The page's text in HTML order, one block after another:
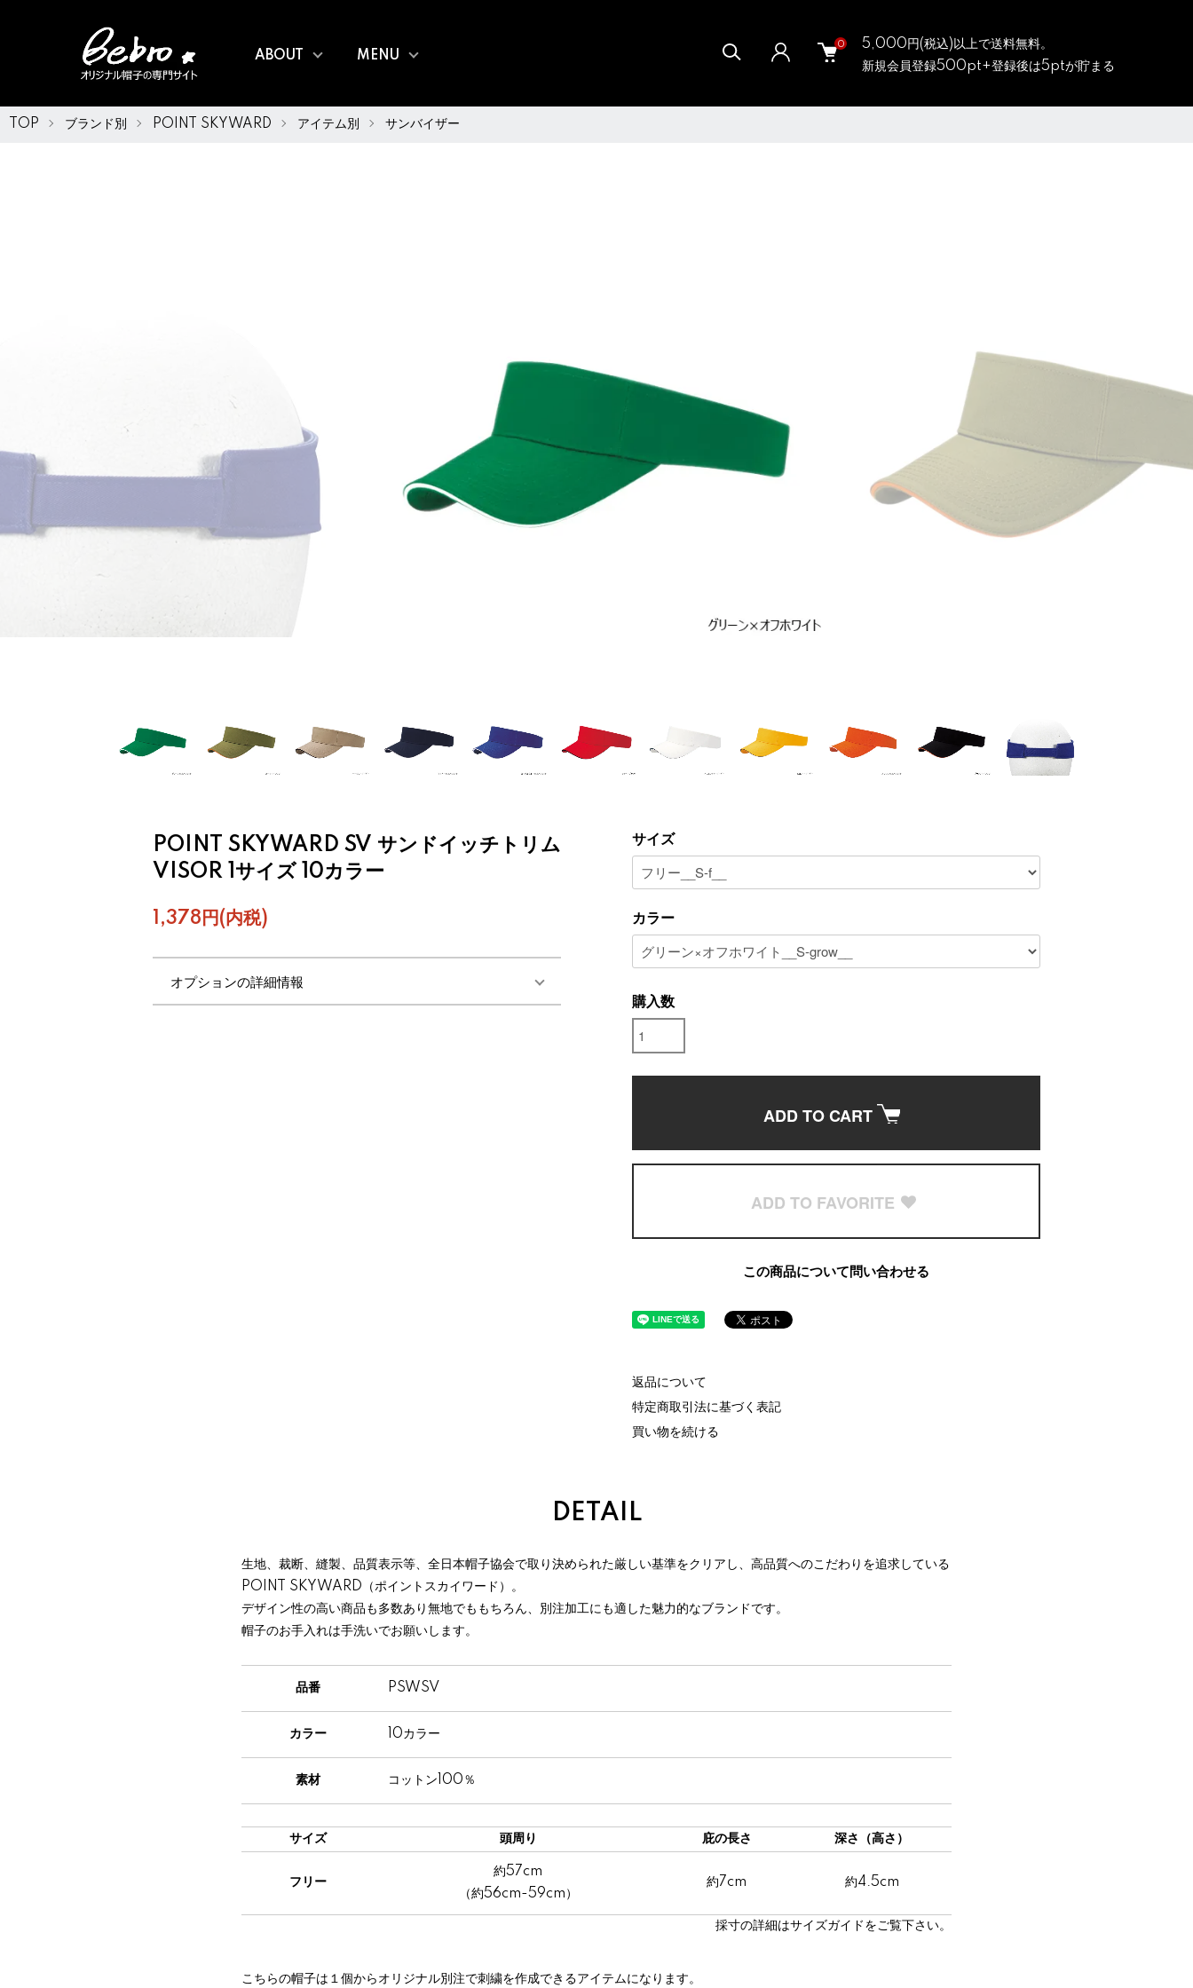
ABOUT MENU
0
5,000円(税込)以上で送料無料。
新規会員登録500pt+登録後は5ptが貯まる
TOP ブランド別 POINT SKYWARD アイテム別 サンバイザー
POINT SKYWARD SV サンドイッチトリム
VISOR 1サイズ 10カラー
1,378円(内税)
オプションの詳細情報
サイズ
カラー
購入数
ADD TO CART
ADD TO FAVORITE
この商品について問い合わせる
返品について
特定商取引法に基づく表記
買い物を続ける
DETAIL
生地、裁断、縫製、品質表示等、全日本帽子協会で取り決められた厳しい基準をクリアし、高品質へのこだわりを追求している
POINT SKYWARD（ポイントスカイワード）。
デザイン性の高い商品も多数あり無地でももちろん、別注加工にも適した魅力的なブランドです。
帽子のお手入れは手洗いでお願いします。
品番 PSWSV
カラー 10カラー
素材 コットン100％
サイズ 頭周り 庇の長さ 深さ（高さ）
フリー
約57cm
（約56cm-59cm）
約7cm 約4.5cm
採寸の詳細はサイズガイドをご覧下さい。
こちらの帽子は１個からオリジナル別注で刺繍を作成できるアイテムになります。